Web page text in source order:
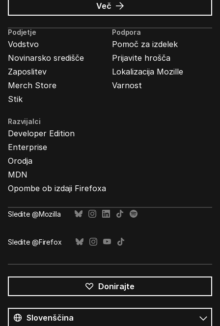
Več o
Oglasi
Mozilla
Podjetje
Vodstvo
Novinarsko središče
Zaposlitev
Merch Store
Stik
Podpora
Pomoč za izdelek
Prijavite hrošča
Lokalizacija Mozille
Varnost
Razvijalci
Developer Edition
Enterprise
Orodja
MDN
Opombe ob izdaji Firefoxa
Sledite @Mozilla
Sledite @Firefox
Donirajte
jeziki
Jezik